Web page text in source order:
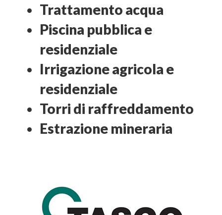
Trattamento acqua
Piscina pubblica e
residenziale
Irrigazione agricola e
residenziale
Torri di raffreddamento
Estrazione mineraria